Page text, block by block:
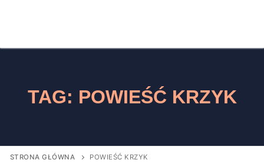
TAG: POWIEŚĆ KRZYK
STRONA GŁÓWNA POWIEŚĆ KRZYK